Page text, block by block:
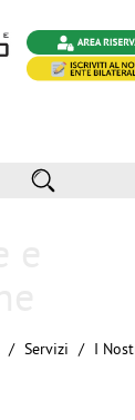
Servizi I